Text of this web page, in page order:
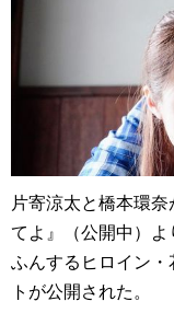
片寄涼太と橋本環
てよ』（公開中）
ふんするヒロイン
トが公開された。